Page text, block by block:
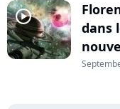
player2
dans